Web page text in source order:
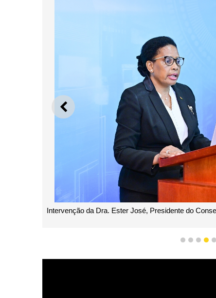
ANTERIOR
Intervenção da Dra. Ester José, Presidente do
1 2 3 4 5